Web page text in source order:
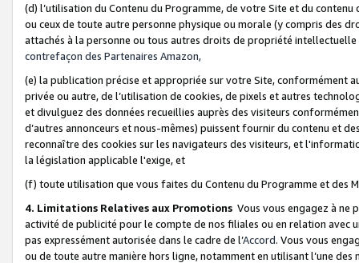
(d) l’utilisation du Contenu du Programme, de votre Site et du
ou ceux de toute autre personne physique ou morale (y compris des
attachés à la personne ou tous autres droits de propriété
contrefaçon des Partenaires Amazon,
(e) la publication précise et appropriée sur votre Site, conformément
privée ou autre, de l’utilisation de cookies, de pixels et autres
et divulguez des données recueillies auprès des visiteurs
d’autres annonceurs et nous-mêmes) puissent fournir du contenu et
reconnaître des cookies sur les navigateurs des visiteurs, et
la législation applicable l'exige, et
(f) toute utilisation que vous faites du Contenu du Programme et des
4. Limitations Relatives aux Promotions Vous vous engagez à ne
activité de publicité pour le compte de nos filiales ou en relation avec
pas expressément autorisée dans le cadre de l’Accord. Vous vous
ou de toute autre manière hors ligne, notamment en utilisant l’une